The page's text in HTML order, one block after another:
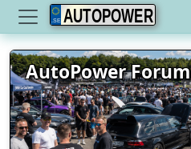
AUTOPOWER
AutoPower Forum